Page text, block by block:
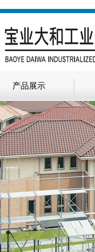
产品展示